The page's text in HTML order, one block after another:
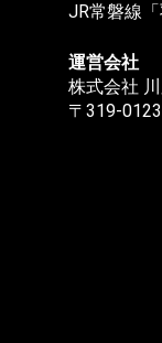
JR常磐線
運営会社
株式会社
〒319-